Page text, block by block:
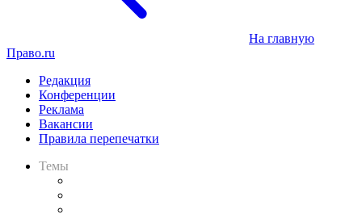
На главную
Право.ru
Редакция
Конференции
Реклама
Вакансии
Правила перепечатки
Темы